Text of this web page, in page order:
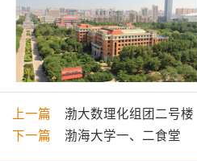
上一篇
渤大数理化组团二号楼
下一篇
渤海大学一、二食堂